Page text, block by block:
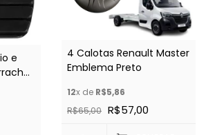
e
4 Calotas Renault Master
Emblema Preto
12x de R$5,86
R$65,00 R$57,00